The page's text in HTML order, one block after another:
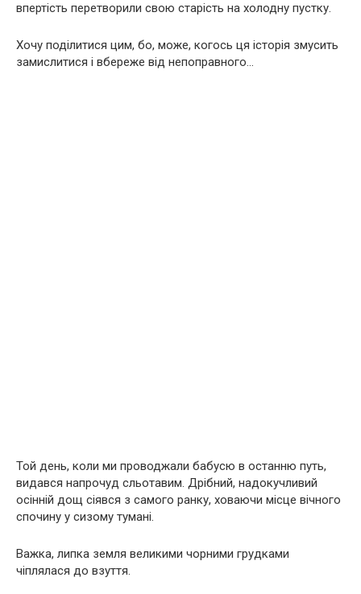
впертість перетворили свою старість на холодну пустку.
Хочу поділитися цим, бо, може, когось ця історія змусить
замислитися і вбереже від непоправного…
Той день, коли ми проводжали бабусю в останню путь,
видався напрочуд сльотавим. Дрібний, надокучливий
осінній дощ сіявся з самого ранку, ховаючи місце вічного
спочину у сизому тумані.
Важка, липка земля великими чорними грудками
чіплялася до взуття.